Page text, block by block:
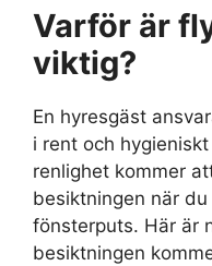
Varför är
viktig?
En hyresgäst
i rent och
renlighet kommer
besiktningen när
fönsterputs. Här är
besiktningen